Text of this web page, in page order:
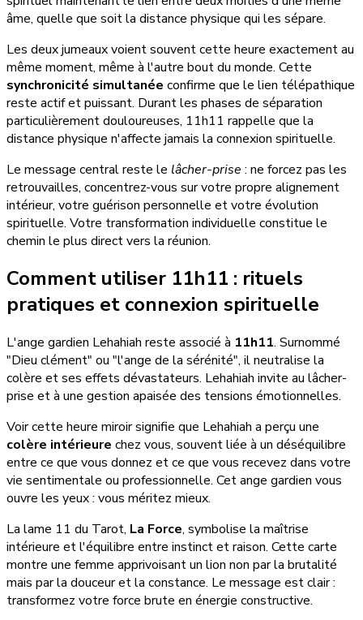
âme, quelle que soit la distance physique qui les sépare.
Les deux jumeaux voient souvent cette heure exactement au
même moment, même à l'autre bout du monde. Cette
synchronicité simultanée confirme que le lien télépathique
reste actif et puissant. Durant les phases de séparation
particulièrement douloureuses, 11h11 rappelle que la
distance physique n'affecte jamais la connexion spirituelle.
Le message central reste le lâcher-prise : ne forcez pas les
retrouvailles, concentrez-vous sur votre propre alignement
intérieur, votre guérison personnelle et votre évolution
spirituelle. Votre transformation individuelle constitue le
chemin le plus direct vers la réunion.
Comment utiliser 11h11 : rituels
pratiques et connexion spirituelle
L'ange gardien Lehahiah reste associé à 11h11. Surnommé
"Dieu clément" ou "l'ange de la sérénité", il neutralise la
colère et ses effets dévastateurs. Lehahiah invite au lâcher-
prise et à une gestion apaisée des tensions émotionnelles.
Voir cette heure miroir signifie que Lehahiah a perçu une
colère intérieure chez vous, souvent liée à un déséquilibre
entre ce que vous donnez et ce que vous recevez dans votre
vie sentimentale ou professionnelle. Cet ange gardien vous
ouvre les yeux : vous méritez mieux.
La lame 11 du Tarot, La Force, symbolise la maîtrise
intérieure et l'équilibre entre instinct et raison. Cette carte
montre une femme apprivoisant un lion non par la brutalité
mais par la douceur et la constance. Le message est clair :
transformez votre force brute en énergie constructive.